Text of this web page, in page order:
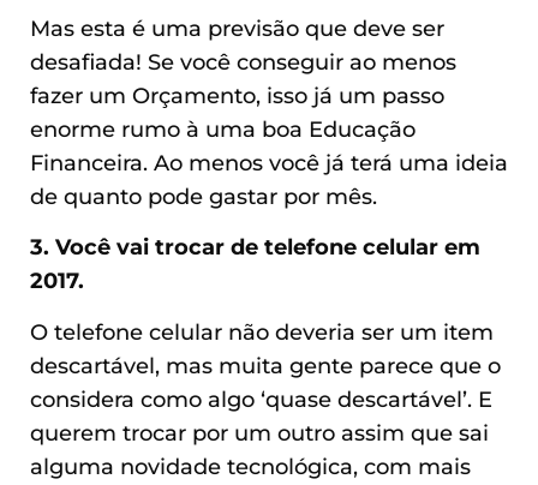
Mas esta é uma previsão que deve ser
desafiada! Se você conseguir ao menos
fazer um Orçamento, isso já um passo
enorme rumo à uma boa Educação
Financeira. Ao menos você já terá uma ideia
de quanto pode gastar por mês.
3. Você vai trocar de telefone celular em
2017.
O telefone celular não deveria ser um item
descartável, mas muita gente parece que o
considera como algo ‘quase descartável’. E
querem trocar por um outro assim que sai
alguma novidade tecnológica, com mais